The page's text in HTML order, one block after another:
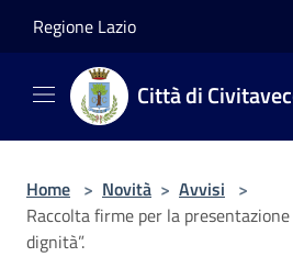
Regione Lazio
Città di
Home > Novità > Avvisi >
Raccolta firme per la
dignità”.